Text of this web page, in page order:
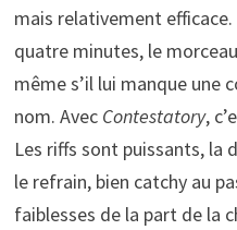
mais relativement
quatre minutes, le
même s’il lui manque une
nom. Avec Contestatory,
Les riffs sont puissants, la
le refrain, bien catchy au
faiblesses de la part de la